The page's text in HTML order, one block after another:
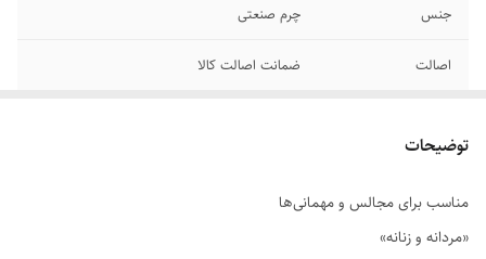
جنس چرم صنعتی
اصالت ضمانت اصالت کالا
توضیحات
مناسب برای مجالس و مهمانی‌ها
«مردانه و زنانه»